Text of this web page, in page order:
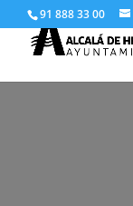
91 888 33 00